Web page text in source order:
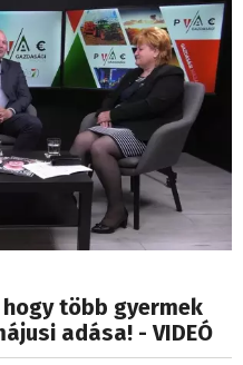
több gyermek
adása! - VIDEÓ